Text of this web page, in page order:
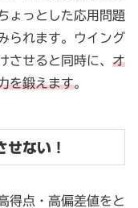
ょっとした応用問題
られます。ウイング
させると同時に、 オ
を鍛えます。
ない！
得点・高偏差値をと